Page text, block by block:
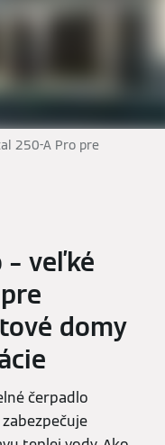
250-A Pro pre
– veľké
domy
čerpadlo